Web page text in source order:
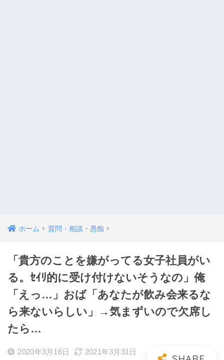
ホーム 質問・相談・愚痴
「貴方のことを嫌がってる女子社員がい
る。ｾｲﾘ的に受け付けないそうなの」俺
「えっ…」おば「あなたが飲み会来るな
ら来ないらしい」→気まずいので欠席し
たら…
2020年3月16日 2021年3月31日